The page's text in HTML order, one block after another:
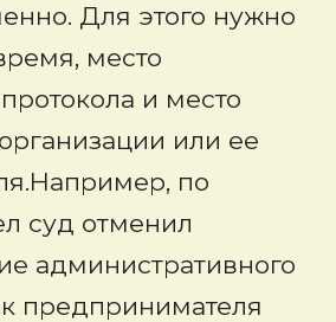
Для этого нужно
место
и место
или ее
по
суд отменил
административного
предпринимателя